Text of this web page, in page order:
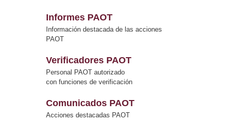
Informes PAOT
Información destacada de las acciones
PAOT
Verificadores PAOT
Personal PAOT autorizado
con funciones de verificación
Comunicados PAOT
Acciones destacadas PAOT